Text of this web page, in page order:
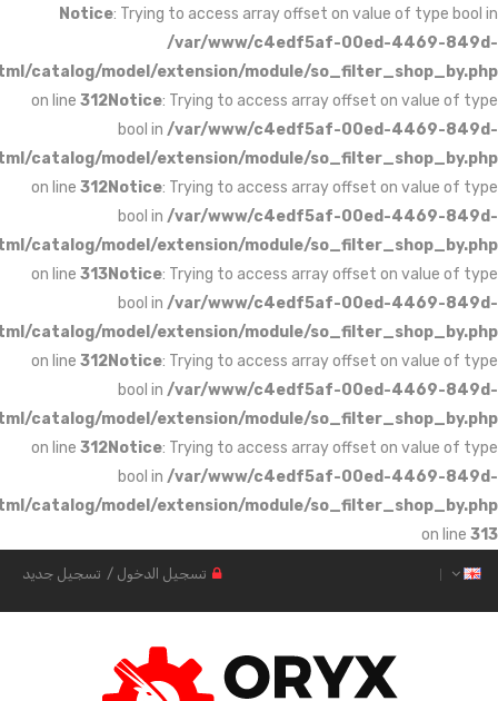
Notice: Trying to access array
/var/www/
1fb44a4c1cce/public_html/catalog/model/extension/
on line312Notice: Trying to
bool in/var/www/
1fb44a4c1cce/public_html/catalog/model/extension/
on line312Notice: Trying to
bool in/var/www/
1fb44a4c1cce/public_html/catalog/model/extension/
on line313Notice: Trying to
bool in/var/www/
1fb44a4c1cce/public_html/catalog/model/extension/
on line312Notice: Trying to
bool in/var/www/
1fb44a4c1cce/public_html/catalog/model/extension/
on line312Notice: Trying to
bool in/var/www/
1fb44a4c1cce/public_html/catalog/model/extension/